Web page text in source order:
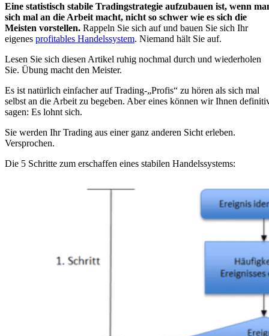
Eine statistisch stabile Tradingstrategie aufzubauen ist, wenn
sich mal an die Arbeit macht, nicht so schwer wie es sich die
Meisten vorstellen. Rappeln Sie sich auf und bauen Sie sich Ihr
eigenes profitables Handelssystem. Niemand hält Sie auf.
Lesen Sie sich diesen Artikel ruhig nochmal durch und wiederholen
Sie. Übung macht den Meister.
Es ist natürlich einfacher auf Trading-„Profis“ zu hören als sich mal
selbst an die Arbeit zu begeben. Aber eines können wir Ihnen
sagen: Es lohnt sich.
Sie werden Ihr Trading aus einer ganz anderen Sicht erleben.
Versprochen.
Die 5 Schritte zum erschaffen eines stabilen Handelssystems: